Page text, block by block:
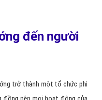
đến người
trở thành một tổ chức phi